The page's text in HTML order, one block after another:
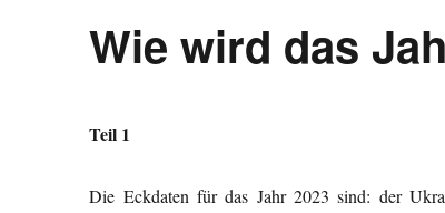
Wie wird das
Teil 1
Die Eckdaten für das Jahr 2023 sind: der